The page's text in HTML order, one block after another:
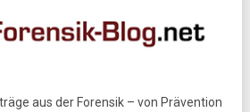
aus der Forensik – von Prävention